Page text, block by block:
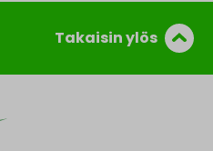
Takaisin ylös